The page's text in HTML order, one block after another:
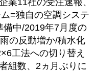
業11社の受注速報、
=独自の空調システ
備中/2019年7月度の
の反動増か/積水化
工法への切り替え
組数、2ヵ月ぶりに